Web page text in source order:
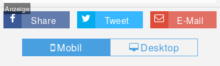
Anzeige
Share Tweet E-Mail
Mobil Desktop